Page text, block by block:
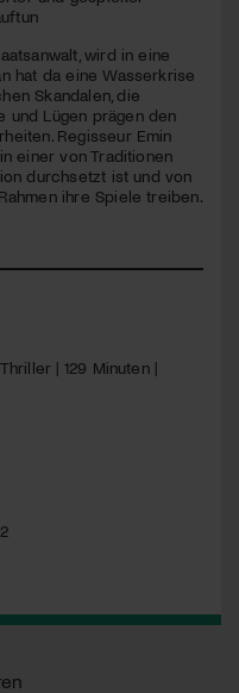
wird in eine
hat da eine Wasserkrise
Skandalen, die
und Lügen prägen den
Regisseur Emin
einer von Traditionen
durchsetzt ist und von
ihre Spiele treiben.
| 129 Minuten |